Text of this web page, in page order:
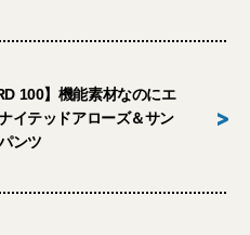
100】機能素材なのにエ
イテッドアローズ＆サン
ンツ
>